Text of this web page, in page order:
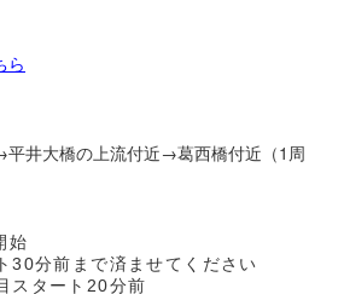
ら
井大橋の上流付近→葛西橋付近（1周
始
30分前まで済ませてください
スタート20分前